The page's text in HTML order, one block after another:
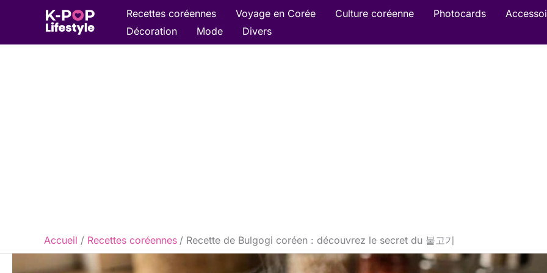
contenu
Recettes coréennes Voyage en Corée Culture coréenne Photocards
Décoration
Mode Divers
Accueil Recettes coréennes Recette de Bulgogi coréen : découvrez le secret du 불고기